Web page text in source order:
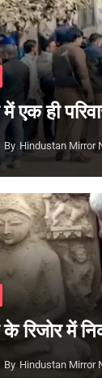
में एक ही
By Hindustan Mirror
के रिजोर में
By Hindustan Mirror